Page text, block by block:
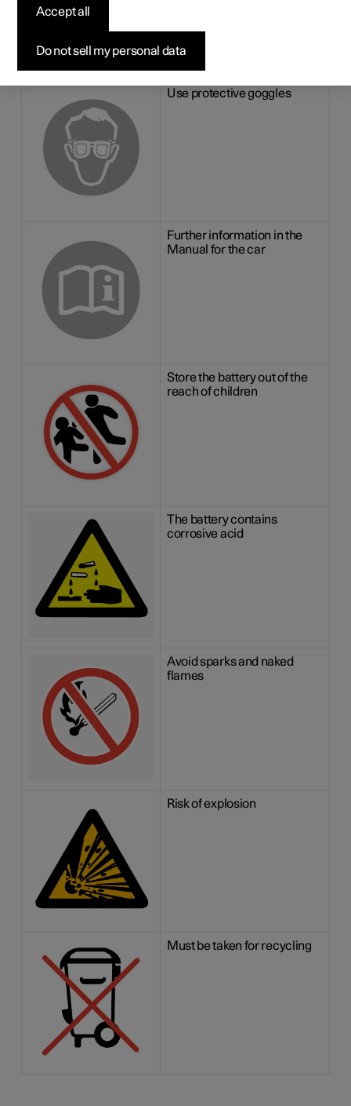
batteries
There are information and warning symbols on the
Use protective goggles
Further information in the
Manual for the car
Store the battery out of the
reach of children
The battery contains
corrosive acid
Avoid sparks and naked
flames
Risk of explosion
Must be taken for recycling
Do not sell my personal data
Accept all